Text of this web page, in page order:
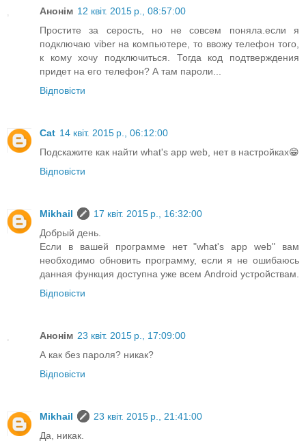
Анонім 12 квіт. 2015 р., 08:57:00
Простите за серость, но не совсем поняла.если я
подключаю viber на компьютере, то ввожу телефон того,
к кому хочу подключиться. Тогда код подтверждения
придет на его телефон? А там пароли...
Відповісти
Cat 14 квіт. 2015 р., 06:12:00
Подскажите как найти what's app web, нет в настройках😁
Відповісти
Mikhail
17 квіт. 2015 р., 16:32:00
Добрый день.
Если в вашей программе нет "what's app web" вам
необходимо обновить программу, если я не ошибаюсь
данная функция доступна уже всем Android устройствам.
Відповісти
Анонім 23 квіт. 2015 р., 17:09:00
А как без пароля? никак?
Відповісти
Mikhail
23 квіт. 2015 р., 21:41:00
Да, никак.